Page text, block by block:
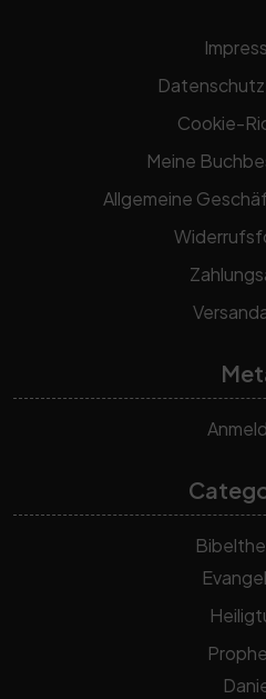
Cookie-
Meine
Allgemeine